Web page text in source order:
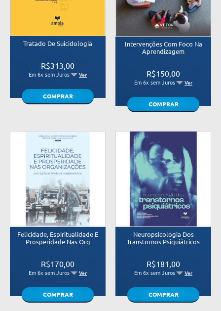
Tratado De Suicidologia
R$313,00
Em 6x sem Juros Ver
COMPRAR
Intervenções Com Foco Na
Aprendizagem
R$150,00
Em 6x sem Juros Ver
COMPRAR
Felicidade, Espiritualidade E
Prosperidade Nas Org
R$170,00
Em 6x sem Juros Ver
COMPRAR
Neuropsicologia Dos
Transtornos Psiquiátricos
R$181,00
Em 6x sem Juros Ver
COMPRAR